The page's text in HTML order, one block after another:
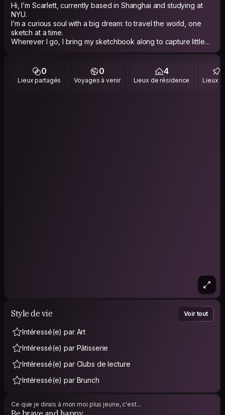
Hi, I’m Scarlett, currently based in Shanghai and studying at
NYU.
I’m a curious soul with a big dream: to travel the world, one
sketch at a time.
Wherever I go, I bring my sketchbook along to capture little
moments and landscapes that take my breath away.
neighborhoods, trying local food, and connecting with people
from all walks of life.
Can’t wait to meet fellow travelers and hear your stories!
0
Lieux partagés
0
Voyages à venir
4
Lieux de résidence Lieux
Style de vie Voir tout
Intéressé(e) par Art
Intéressé(e) par Pâtisserie
Intéressé(e) par Clubs de lecture
Intéressé(e) par Brunch
Ce que je dirais à mon moi plus jeune, c'est...